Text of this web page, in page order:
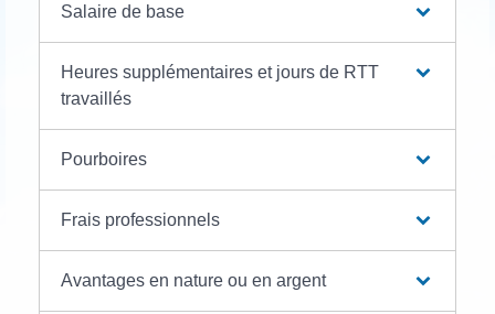
Salaire de base
Heures supplémentaires et jours de RTT
travaillés
Pourboires
Frais professionnels
Avantages en nature ou en argent